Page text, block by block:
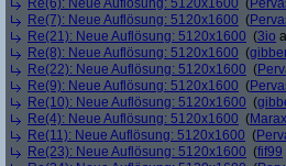
Re(6): Neue Auflösung: 5120x1600 (
Re(7): Neue Auflösung: 5120x1600 (
Re(21): Neue Auflösung: 5120x1600 (3io
Re(8): Neue Auflösung: 5120x1600 (
Re(22): Neue Auflösung: 5120x1600 (
Re(9): Neue Auflösung: 5120x1600 (
Re(10): Neue Auflösung: 5120x1600 (
Re(4): Neue Auflösung: 5120x1600 (Marax
Re(11): Neue Auflösung: 5120x1600 (
Re(23): Neue Auflösung: 5120x1600 (fif99